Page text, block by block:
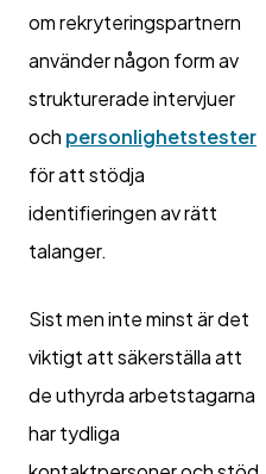
om rekryteringspartnern
använder någon form av
strukturerade intervjuer
och personlighetstester
för att stödja
identifieringen av rätt
talanger.
Sist men inte minst är det
viktigt att säkerställa att
de uthyrda arbetstagarna
har tydliga